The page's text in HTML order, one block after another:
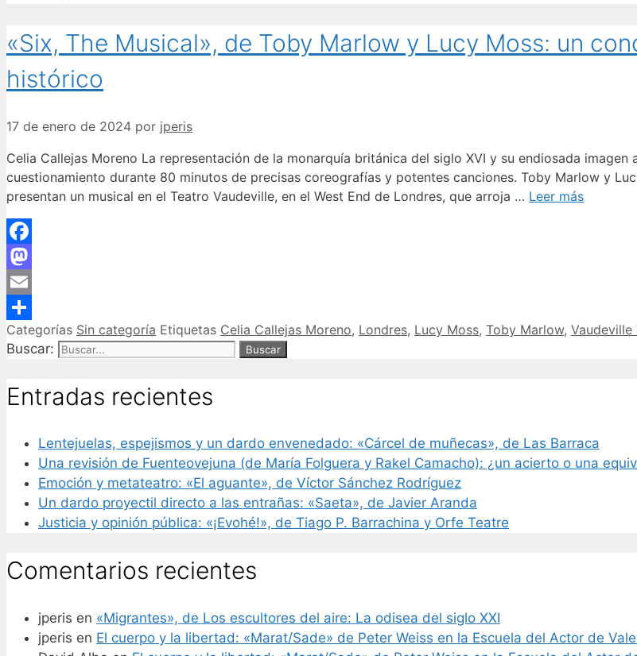
«Six, The Musical», de Toby Marlow y Lucy Moss: un
histórico
17 de enero de 2024 por jperis
Celia Callejas Moreno La representación de la monarquía británica del siglo XVI y su endiosada
cuestionamiento durante 80 minutos de precisas coreografías y potentes canciones. Toby Marlow y
presentan un musical en el Teatro Vaudeville, en el West End de Londres, que arroja … Leer más
Facebook
Mastodon
Email
Compartir
Categorías Sin categoría Etiquetas Celia Callejas Moreno, Londres, Lucy Moss, Toby Marlow, Vaudeville
Buscar:
Entradas recientes
Lentejuelas, espejismos y un dardo envenedado: «Cárcel de muñecas», de Las Barraca
Una revisión de Fuenteovejuna (de María Folguera y Rakel Camacho): ¿un acierto o una
Emoción y metateatro: «El aguante», de Víctor Sánchez Rodríguez
Un dardo proyectil directo a las entrañas: «Saeta», de Javier Aranda
Justicia y opinión pública: «¡Evohé!», de Tiago P. Barrachina y Orfe Teatre
Comentarios recientes
jperis en «Migrantes», de Los escultores del aire: La odisea del siglo XXI
jperis en El cuerpo y la libertad: «Marat/Sade» de Peter Weiss en la Escuela del Actor de